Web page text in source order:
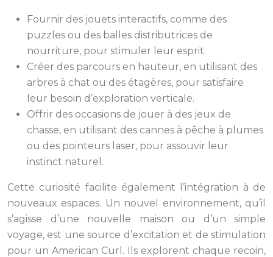
Fournir des jouets interactifs, comme des
puzzles ou des balles distributrices de
nourriture, pour stimuler leur esprit.
Créer des parcours en hauteur, en utilisant des
arbres à chat ou des étagères, pour satisfaire
leur besoin d’exploration verticale.
Offrir des occasions de jouer à des jeux de
chasse, en utilisant des cannes à pêche à plumes
ou des pointeurs laser, pour assouvir leur
instinct naturel.
Cette curiosité facilite également l’intégration à de
nouveaux espaces. Un nouvel environnement, qu’il
s’agisse d’une nouvelle maison ou d’un simple
voyage, est une source d’excitation et de stimulation
pour un American Curl. Ils explorent chaque recoin,